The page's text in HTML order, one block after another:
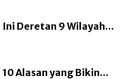
Ini Deretan 9 Wilayah...
10 Alasan yang Bikin...